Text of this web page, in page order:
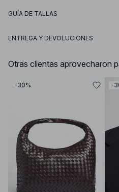
GUÍA DE TALLAS
ENTREGA Y DEVOLUCIONES
Otras clientas aprovecharon
-30% -